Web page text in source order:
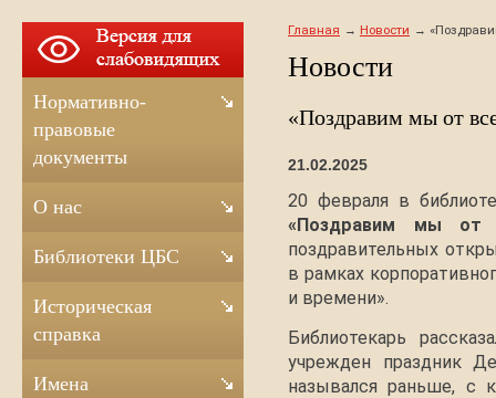
Главная Новости
Новости
«Поздравим мы от
21.02.2025
20 февраля в
«Поздравим мы от
поздравительных
в рамках
и времени».
Библиотекарь
учрежден праздник
назывался раньше, с
Нормативно-
правовые
документы
О нас
Библиотеки ЦБС
Историческая
справка
Имена